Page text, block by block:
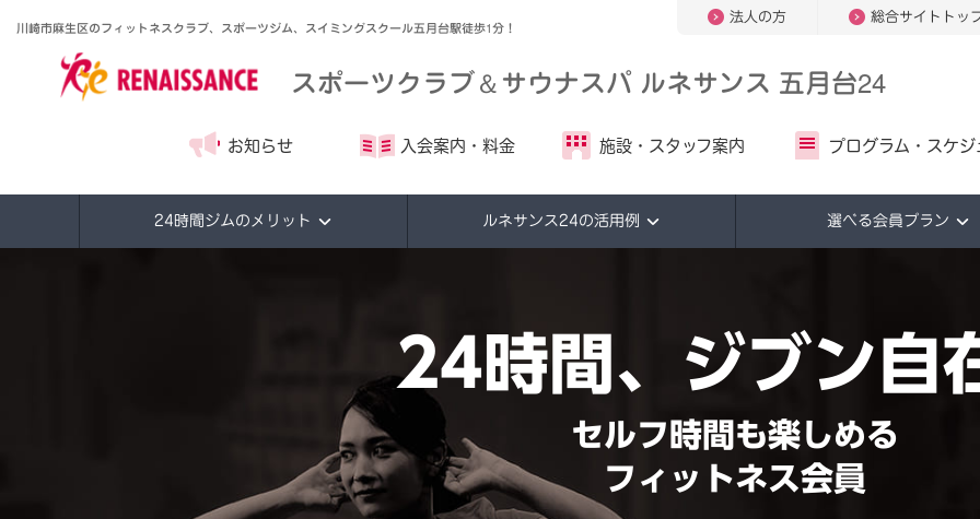
川崎市麻生区のフィットネスクラブ、スポーツジム、スイミングスクール五月台駅徒歩1分！
法人の方 総合サイトトッ
スポーツクラブ＆サウナスパ ルネサンス 五月台24
お知らせ 入会案内・ 料金 施設・ スタッフ案内 プログラム・ スケジ
24時間ジムのメリット ルネサンス24の活用例 選べる会員プラン
24時間、ジブン自
セルフ時間も楽しめる
フィットネス会員